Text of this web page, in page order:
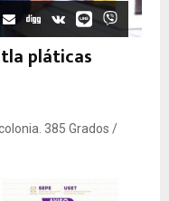
pláticas
385 Grados /